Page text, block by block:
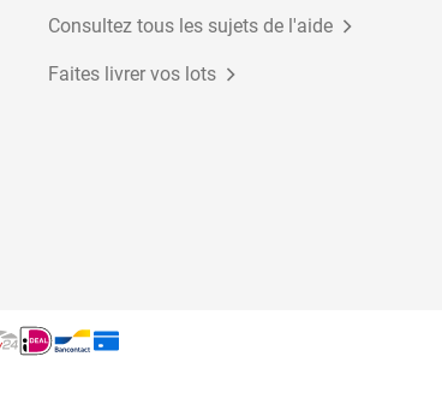
Consultez tous les sujets de l'aide
Faites livrer vos lots